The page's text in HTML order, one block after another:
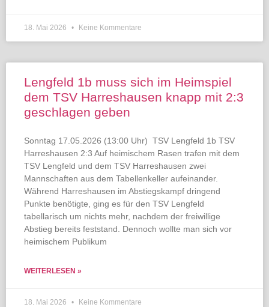
18. Mai 2026 Keine Kommentare
Lengfeld 1b muss sich im Heimspiel
dem TSV Harreshausen knapp mit 2:3
geschlagen geben
Sonntag 17.05.2026 (13:00 Uhr) TSV Lengfeld 1b TSV
Harreshausen 2:3 Auf heimischem Rasen trafen mit dem
TSV Lengfeld und dem TSV Harreshausen zwei
Mannschaften aus dem Tabellenkeller aufeinander.
Während Harreshausen im Abstiegskampf dringend
Punkte benötigte, ging es für den TSV Lengfeld
tabellarisch um nichts mehr, nachdem der freiwillige
Abstieg bereits feststand. Dennoch wollte man sich vor
heimischem Publikum
WEITERLESEN »
18. Mai 2026 Keine Kommentare